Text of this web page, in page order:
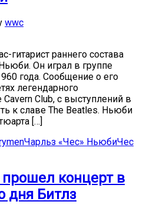
wwc
гитарист раннего состава
Он играл в группе
года. Сообщение о его
легендарного
Club, с выступлений в
к славе The Beatles. Ньюби
[…]
Чарльз «Чес» НьюбиЧес
прошел концерт в
дня Битлз